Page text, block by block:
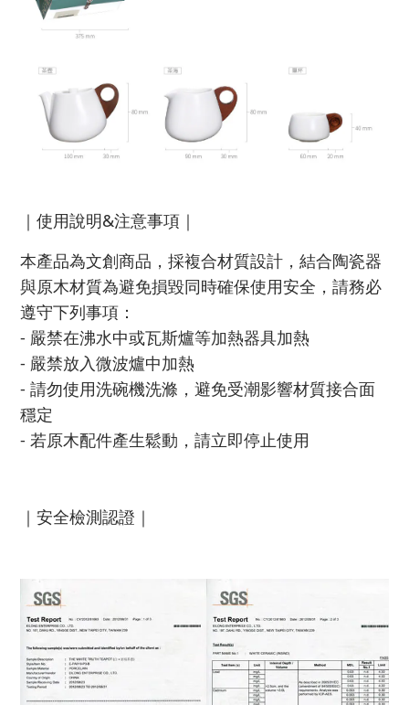
｜使用說明&注意事項｜
本產品為文創商品，採複合材質設計，結合陶瓷器
與原木材質為避免損毀同時確保使用安全，請務必
遵守下列事項：
- 嚴禁在沸水中或瓦斯爐等加熱器具加熱
- 嚴禁放入微波爐中加熱
- 請勿使用洗碗機洗滌，避免受潮影響材質接合面
穩定
- 若原木配件產生鬆動，請立即停止使用
｜安全檢測認證｜